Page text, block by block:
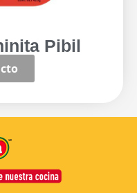
Pibil